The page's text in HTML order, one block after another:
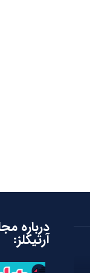
درباره
آرتیکلز: